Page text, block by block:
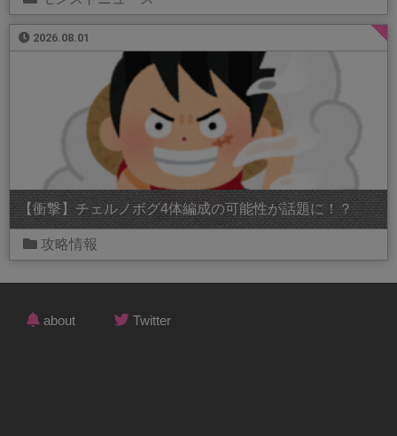
2026.08.01
【衝撃】チェルノボグ4体編成の可能性が話題に！？
攻略情報
about Twitter